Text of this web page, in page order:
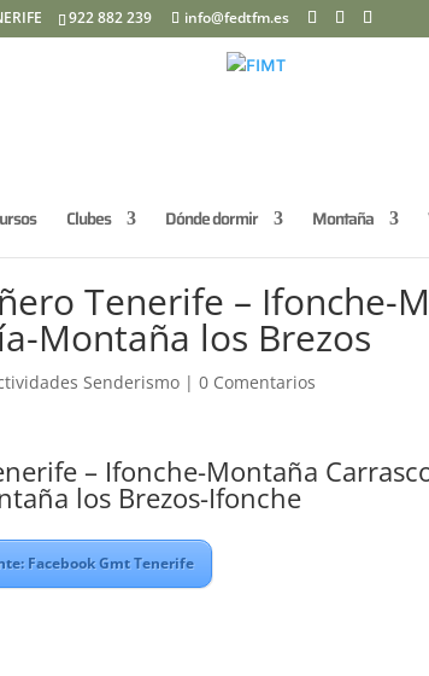
922 882 239 info@fedtfm.es
Clubes Dónde dormir Montaña
Tenerife – Ifonche-
Montaña los Brezos
Senderismo |0 Comentarios
– Ifonche-Montaña
los Brezos-Ifonche
Facebook Gmt Tenerife